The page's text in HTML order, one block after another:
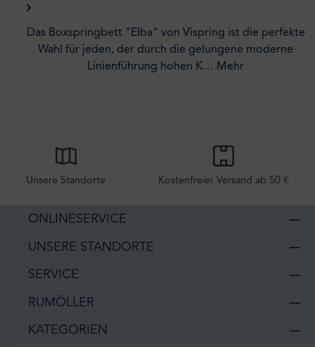
Das Boxspringbett "Elba" von Vispring ist die perfekte
Wahl für jeden, der durch die gelungene moderne
Linienführung hohen K… Mehr
Unsere Standorte Kostenfreier Versand ab 50 €
ONLINESERVICE
UNSERE STANDORTE
SERVICE
RUMÖLLER
KATEGORIEN